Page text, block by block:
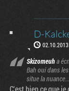
D-
02.10.2013
Skizomeuha
Bah oui dans
situe la nuance...
C'est bien ce que je